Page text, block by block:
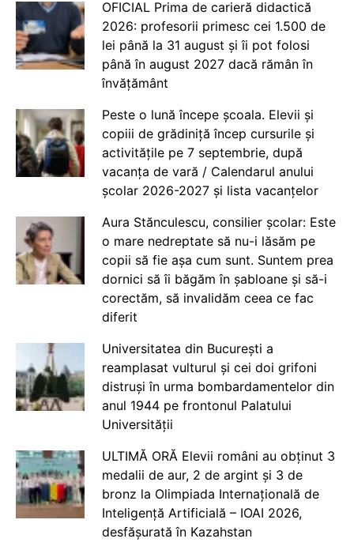
OFICIAL Prima de carieră didactică
2026: profesorii primesc cei 1.500 de
lei până la 31 august și îi pot folosi
până în august 2027 dacă rămân în
învățământ
Peste o lună începe școala. Elevii și
copiii de grădiniță încep cursurile și
activitățile pe 7 septembrie, după
vacanța de vară / Calendarul anului
școlar 2026-2027 și lista vacanțelor
Aura Stănculescu, consilier școlar: Este
o mare nedreptate să nu-i lăsăm pe
copii să fie așa cum sunt. Suntem prea
dornici să îi băgăm în șabloane și să-i
corectăm, să invalidăm ceea ce fac
diferit
Universitatea din București a
reamplasat vulturul și cei doi grifoni
distruși în urma bombardamentelor din
anul 1944 pe frontonul Palatului
Universității
ULTIMĂ ORĂ Elevii români au obținut 3
medalii de aur, 2 de argint și 3 de
bronz la Olimpiada Internațională de
Inteligență Artificială – IOAI 2026,
desfășurată în Kazahstan